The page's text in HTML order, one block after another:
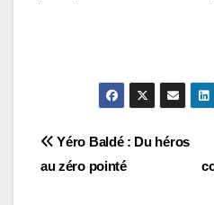
Navigation
Yéro Baldé : Du héros
au zéro pointé